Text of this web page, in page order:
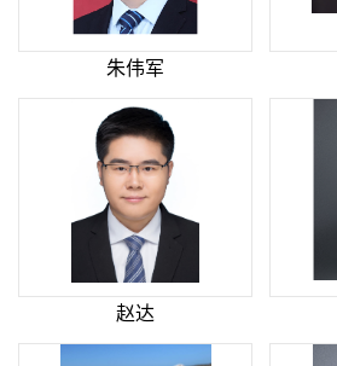
朱伟军
赵达